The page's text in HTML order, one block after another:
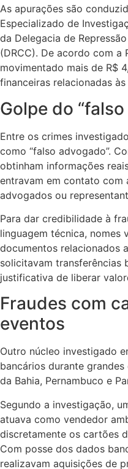
As apurações são
Especializado de
da Delegacia de
(DRCC). De acordo com
movimentado mais de R$
financeiras relacionadas
Golpe do
Entre os crimes
como “falso advogado”.
obtinham informações
entravam em contato com
advogados ou
Para dar credibilidade à
linguagem técnica, nomes
documentos relacionados
solicitavam transferências
justificativa de liberar
Fraudes com
eventos
Outro núcleo investigado
bancários durante
da Bahia, Pernambuco e
Segundo a investigação,
atuava como vendedor
discretamente os cartões
Com posse dos dados
realizavam aquisições de